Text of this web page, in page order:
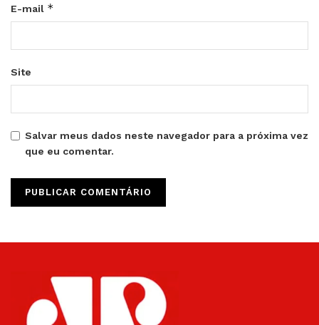
E-mail *
Site
Salvar meus dados neste navegador para a próxima vez
que eu comentar.